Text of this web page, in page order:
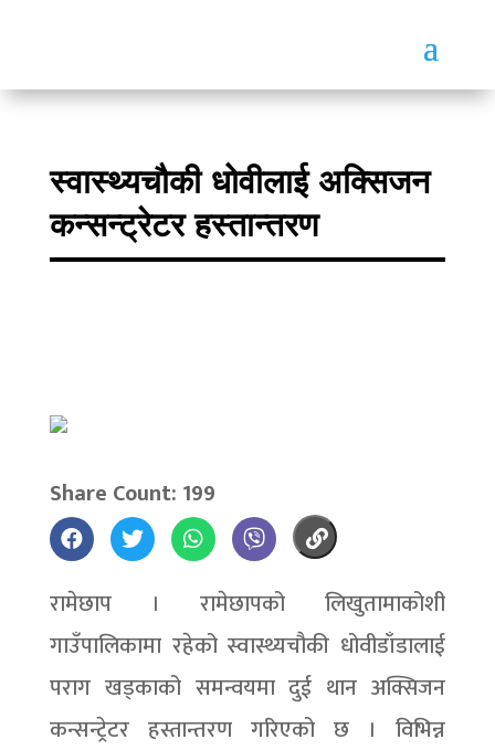
स्वास्थ्यचौकी धोवीलाई अक्सिजन
कन्सन्ट्रेटर हस्तान्तरण
Share Count: 199
रामेछाप । रामेछापको लिखुतामाकोशी
गाउँपालिकामा रहेको स्वास्थ्यचौकी धोवीडाँडालाई
पराग खड्काको समन्वयमा दुई थान अक्सिजन
कन्सन्ट्रेटर हस्तान्तरण गरिएको छ । विभिन्न